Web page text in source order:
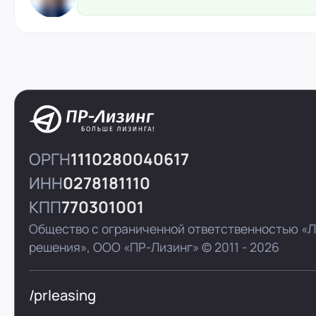
ОРГН1110280040617
ИНН0278181110
КПП770301001
Общество с ограниченной ответственностью
решения»,ООО «ПР-Лизинг» © 2011 - 2026
/prleasing